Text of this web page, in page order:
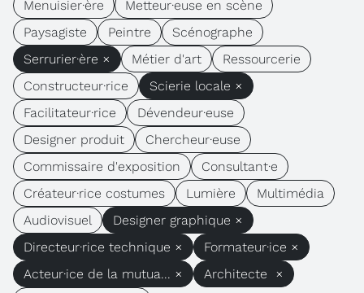
Menuisier·ère
Metteur·euse en scène
Paysagiste
Peintre
Scénographe
Serrurier·ère ×
Métier d'art
Ressourcerie
Constructeur·rice
Scierie locale ×
Facilitateur·rice
Dévendeur·euse
Designer produit
Chercheur·euse
Commissaire d'exposition
Consultant·e
Créateur·rice costumes
Lumière
Multimédia
Audiovisuel
Designer graphique ×
Directeur·rice technique ×
Formateur·ice ×
Acteur·ice de la mutua... ×
Architecte ×